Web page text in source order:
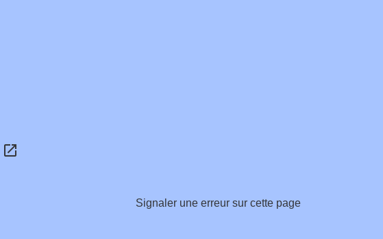
open_in_new
Signaler une erreur sur cette page